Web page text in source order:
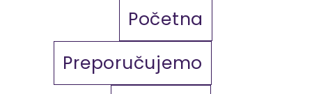
Početna
Preporučujemo